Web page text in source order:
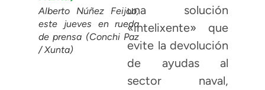
Alberto Núñez Feijoo,
este jueves en rueda
de prensa (Conchi Paz
/ Xunta)
una solución
«intelixente» que
evite la devolución
de ayudas al
sector naval,